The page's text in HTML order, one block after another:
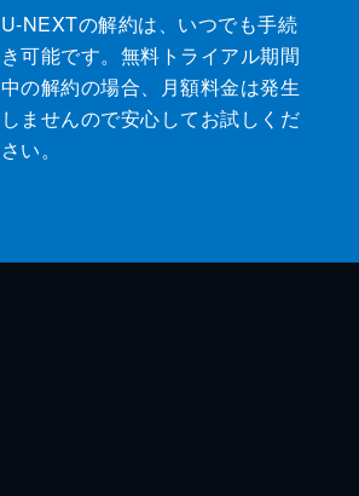
U-NEXTの解約は、いつでも手続
き可能です。無料トライアル期間
中の解約の場合、月額料金は発生
しませんので安心してお試しくだ
さい。